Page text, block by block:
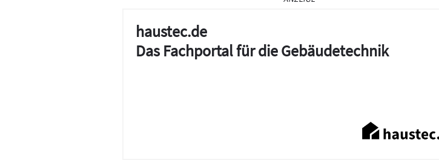
haustec.de
Das Fachportal für die Gebäudetechnik